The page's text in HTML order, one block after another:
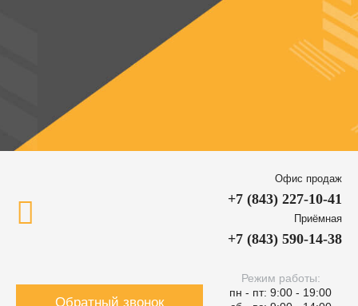
Офис продаж
+7 (843) 227-10-41
Приёмная
+7 (843) 590-14-38
Обратный звонок
Режим работы:
пн - пт: 9:00 - 19:00